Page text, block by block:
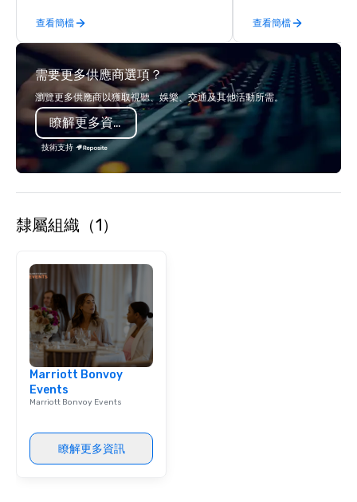
day hikes we provide luxury self-
guided inn-to-in walking vacations
from the gateway City of San
Francisco to the California wine
country with a focus on superb hiking,
lodging, food and wine. We also have
a Monterey Bay Trek.
查看簡檔
years of industry
commitment to
service set us apart.
smart, reliable
make the end-user
seamless from start to
查看簡檔
需要更多供應商選項？
瀏覽更多供應商以獲取視聽、娛樂、交通及其他活動所需。
瞭解更多資訊
技術支持
隸屬組織（1）
Marriott Bonvoy
Events
Marriott Bonvoy Events
瞭解更多資訊